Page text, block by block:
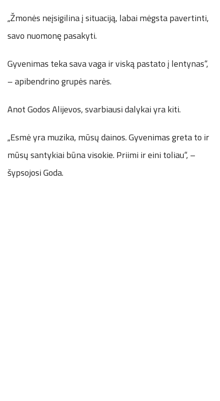
„Žmonės neįsigilina į situaciją, labai mėgsta pavertinti,
savo nuomonę pasakyti.
Gyvenimas teka sava vaga ir viską pastato į lentynas“,
– apibendrino grupės narės.
Anot Godos Alijevos, svarbiausi dalykai yra kiti.
„Esmė yra muzika, mūsų dainos. Gyvenimas greta to ir
mūsų santykiai būna visokie. Priimi ir eini toliau“, –
šypsojosi Goda.